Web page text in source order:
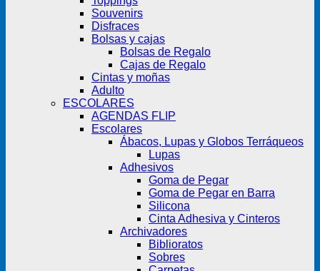
Souvenirs
Disfraces
Bolsas y cajas
Bolsas de Regalo
Cajas de Regalo
Cintas y moñas
Adulto
ESCOLARES
AGENDAS FLIP
Escolares
Ábacos, Lupas y Globos Terráqueos
Lupas
Adhesivos
Goma de Pegar
Goma de Pegar en Barra
Silicona
Cinta Adhesiva y Cinteros
Archivadores
Biblioratos
Sobres